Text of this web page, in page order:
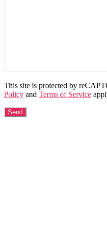
This site is protected by
Policy and Terms of Service